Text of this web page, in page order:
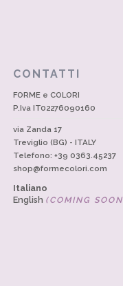
CONTATTI
FORME e COLORI
P.Iva IT02276090160
via Zanda 17
Treviglio (BG) - ITALY
Telefono: +39 0363.45237
shop@formecolori.com
Italiano
English (COMING